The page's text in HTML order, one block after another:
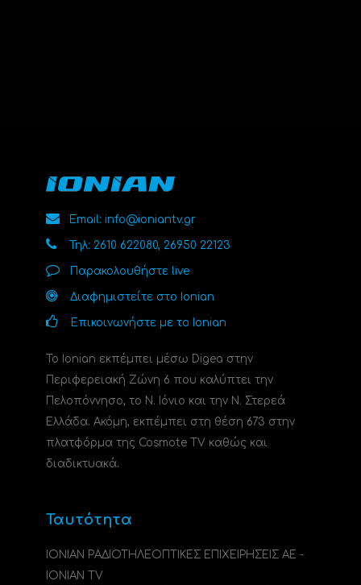
Email: info@ioniantv.gr
Τηλ: 2610 622080, 26950 22123
Παρακολουθήστε live
Διαφημιστείτε στο Ionian
Επικοινωνήστε με το Ionian
Το Ionian εκπέμπει μέσω Digea στην
Περιφερειακή Ζώνη 6 που καλύπτει την
Πελοπόννησο, το N. Ιόνιο και την Ν. Στερεά
Ελλάδα. Ακόμη, εκπέμπει στη θέση 673 στην
πλατφόρμα της Cosmote TV καθώς και
διαδικτυακά.
Ταυτότητα
ΙΟΝΙΑΝ ΡΑΔΙΟΤΗΛΕΟΠΤΙΚΕΣ ΕΠΙΧΕΙΡΗΣΕΙΣ ΑΕ -
IONIAN TV